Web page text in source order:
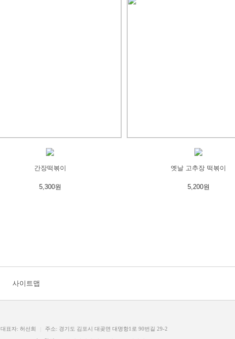
간장떡볶이
5,300원
옛날 고추장 떡볶이
5,200원
사이트맵
대표자: 허선희 주소: 경기도 김포시 대곶면 대명항1로 90번길 29-2